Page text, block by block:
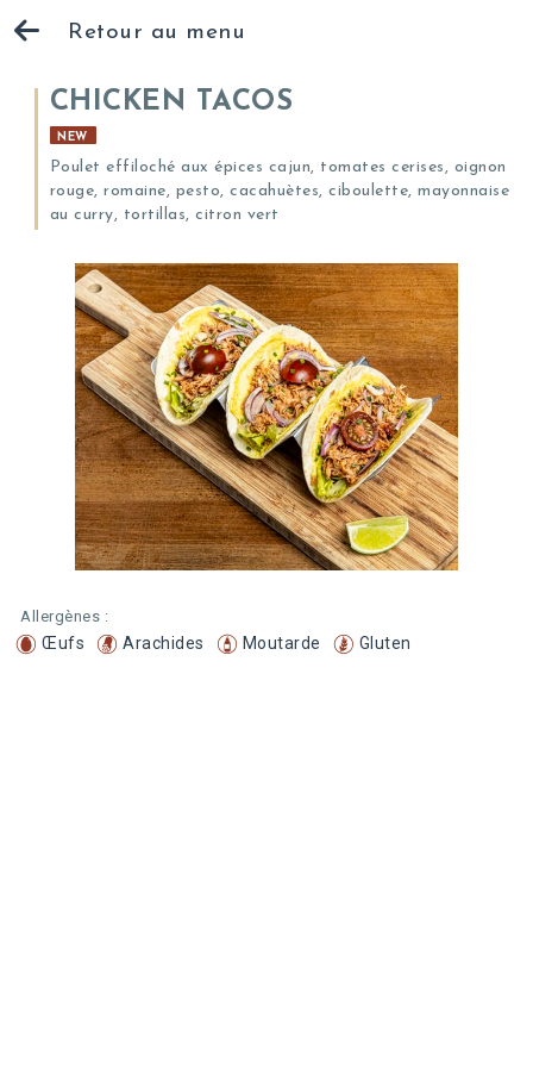
Retour au menu
CHICKEN TACOS
NEW
Poulet effiloché aux épices cajun, tomates cerises, oignon
rouge, romaine, pesto, cacahuètes, ciboulette, mayonnaise
au curry, tortillas, citron vert
Allergènes :
Œufs Arachides Moutarde Gluten